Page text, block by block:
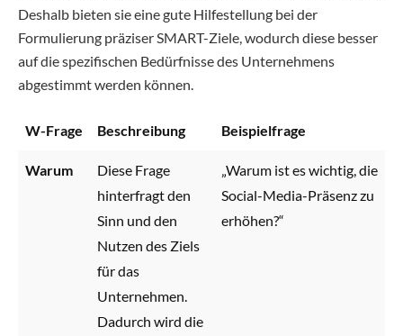
Deshalb bieten sie eine gute Hilfestellung bei der
Formulierung präziser SMART-Ziele, wodurch diese besser
auf die spezifischen Bedürfnisse des Unternehmens
abgestimmt werden können.
W-Frage Beschreibung Beispielfrage
Warum
Diese Frage
hinterfragt den
Sinn und den
Nutzen des Ziels
für das
Unternehmen.
Dadurch wird die
„Warum ist es wichtig, die
Social-Media-Präsenz zu
erhöhen?“